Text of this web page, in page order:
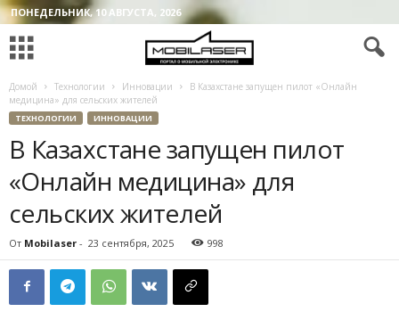
ПОНЕДЕЛЬНИК, 10 АВГУСТА, 2026
Домой Технологии Инновации
В Казахстане запущен пилот «Онлайн
медицина» для сельских жителей
ТЕХНОЛОГИИ ИННОВАЦИИ
В Казахстане запущен пилот
«Онлайн медицина» для
сельских жителей
От Mobilaser - 23 сентября, 2025 998